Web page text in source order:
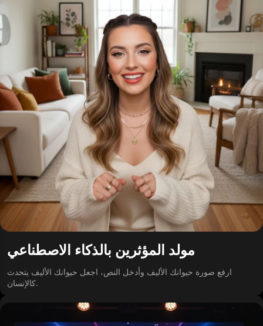
مولد المؤثرين بالذكاء الاصطناعي
ارفع صورة حيوانك الأليف وأدخل النص، اجعل حيوانك الأليف يتحدث
كالإنسان.